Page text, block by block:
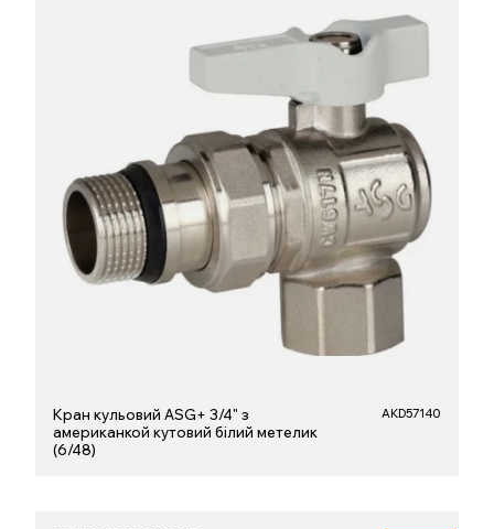
Кран кульовий ASG+ 3/4" з
американкой кутовий білий метелик
(6/48)
AKD57140